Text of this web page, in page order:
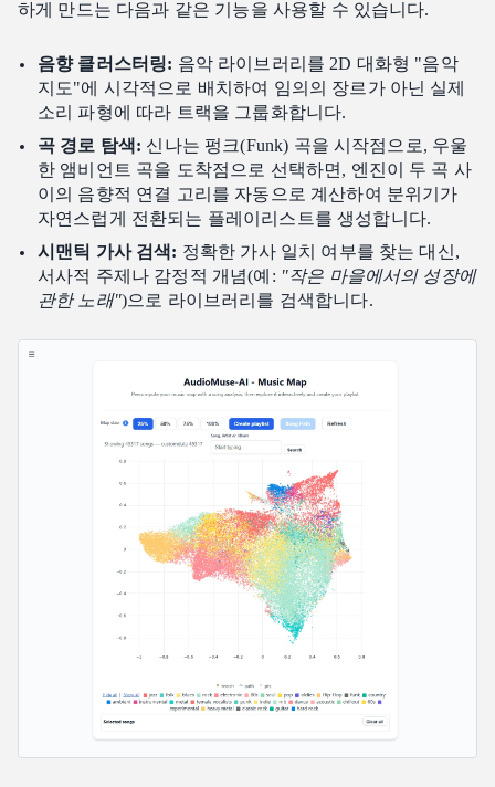
하게 만드는 다음과 같은 기능을 사용할 수 있습니다.
음향 클러스터링: 음악 라이브러리를 2D 대화형 "음악
지도"에 시각적으로 배치하여 임의의 장르가 아닌 실제
소리 파형에 따라 트랙을 그룹화합니다.
곡 경로 탐색: 신나는 펑크(Funk) 곡을 시작점으로, 우울
한 앰비언트 곡을 도착점으로 선택하면, 엔진이 두 곡 사
이의 음향적 연결 고리를 자동으로 계산하여 분위기가
자연스럽게 전환되는 플레이리스트를 생성합니다.
시맨틱 가사 검색: 정확한 가사 일치 여부를 찾는 대신,
서사적 주제나 감정적 개념(예: "작은 마을에서의 성장에
관한 노래")으로 라이브러리를 검색합니다.